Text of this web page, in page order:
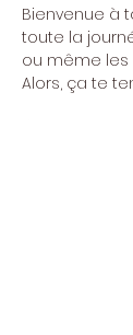
Bienvenue à
toute la
ou même les
Alors, ça te